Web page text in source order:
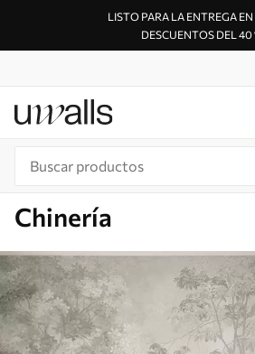
LISTO PARA LA ENTREGA EN
DESCUENTOS DEL 40
Chinería